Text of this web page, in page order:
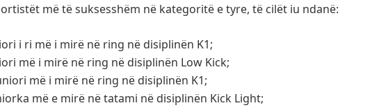
më të suksesshëm në kategoritë e tyre, të cilët iu ndanë:
i ri më i mirë në ring në disiplinën K1;
më i mirë në ring në disiplinën Low Kick;
më i mirë në ring në disiplinën K1;
më e mirë në tatami në disiplinën Kick Light;